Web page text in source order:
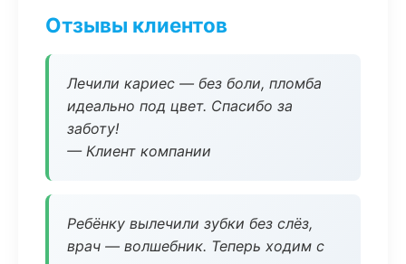
Отзывы клиентов
Лечили кариес — без боли, пломба
идеально под цвет. Спасибо за
заботу!
— Клиент компании
Ребёнку вылечили зубки без слёз,
врач — волшебник. Теперь ходим с